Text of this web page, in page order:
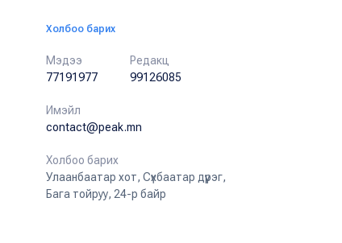
Холбоо барих
Мэдээ
77191977
Редакц
99126085
Имэйл
contact@peak.mn
Холбоо барих
Улаанбаатар хот, Сүхбаатар дүүрэг,
Бага тойруу, 24-р байр